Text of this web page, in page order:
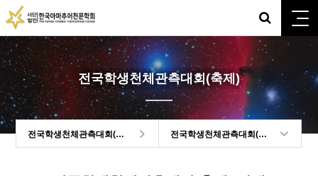
전국학생천체관측대회(축제)
전국학생천체관측대회(축제) 전국학생천체관측대회(축제) 안내